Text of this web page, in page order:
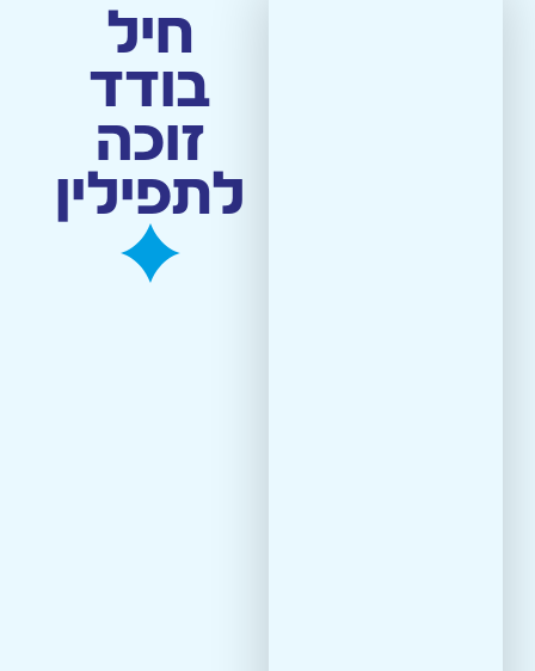
חיל
בודד
זוכה
לתפילין